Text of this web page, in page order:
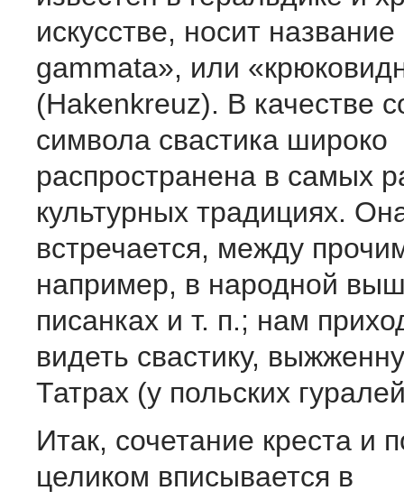
искусстве, носит
gammata», или
(Hakenkreuz). В качестве
символа свастика широко
распространена в самых
культурных традициях.
встречается, между
например, в народной
писанках и т. п.; нам
видеть свастику,
Татрах (у польских
Итак, сочетание креста и
целиком вписывается в